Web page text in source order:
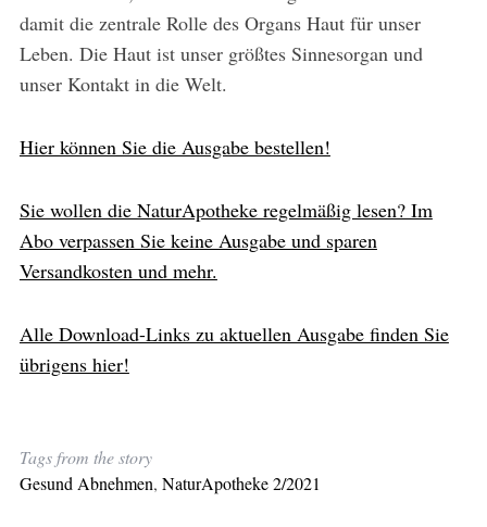
damit die zentrale Rolle des Organs Haut für unser
Leben. Die Haut ist unser größtes Sinnesorgan und
unser Kontakt in die Welt.
Hier können Sie die Ausgabe bestellen!
Sie wollen die NaturApotheke regelmäßig lesen? Im
Abo verpassen Sie keine Ausgabe und sparen
Versandkosten und mehr.
Alle Download-Links zu aktuellen Ausgabe finden Sie
übrigens hier!
Tags from the story
Gesund Abnehmen, NaturApotheke 2/2021